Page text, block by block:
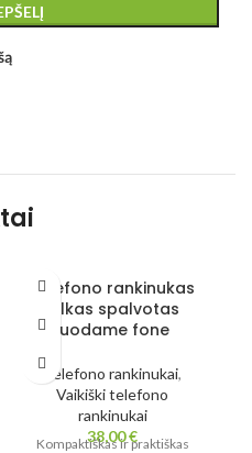
Telefono rankinukas
Vilkas spalvotas
juodame fone
Telefono rankinukai,
Vaikiški telefono
rankinukai
38,00€
Kompaktiškas ir praktiškas